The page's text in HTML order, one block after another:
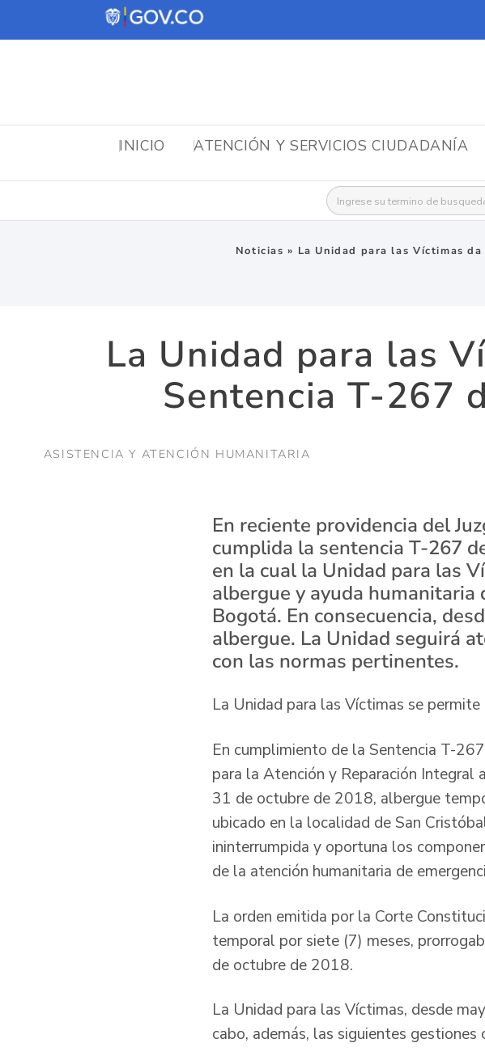
INICIO ATENCIÓN Y SERVICIOS CIUDADANÍA
Buscar:
Noticias » La Unidad para las Víctimas
La Unidad para las
Sentencia T-267
ASISTENCIA Y ATENCIÓN HUMANITARIA
En reciente providencia del
cumplida la sentencia T-267
en la cual la Unidad para las
albergue y ayuda humanitaria
Bogotá. En consecuencia,
albergue. La Unidad seguirá
con las normas pertinentes.
La Unidad para las Víctimas se
En cumplimiento de la Sentencia T-
para la Atención y Reparación
31 de octubre de 2018, albergue
ubicado en la localidad de San
ininterrumpida y oportuna los
de la atención humanitaria de
La orden emitida por la Corte
temporal por siete (7) meses,
de octubre de 2018.
La Unidad para las Víctimas, desde
cabo, además, las siguientes